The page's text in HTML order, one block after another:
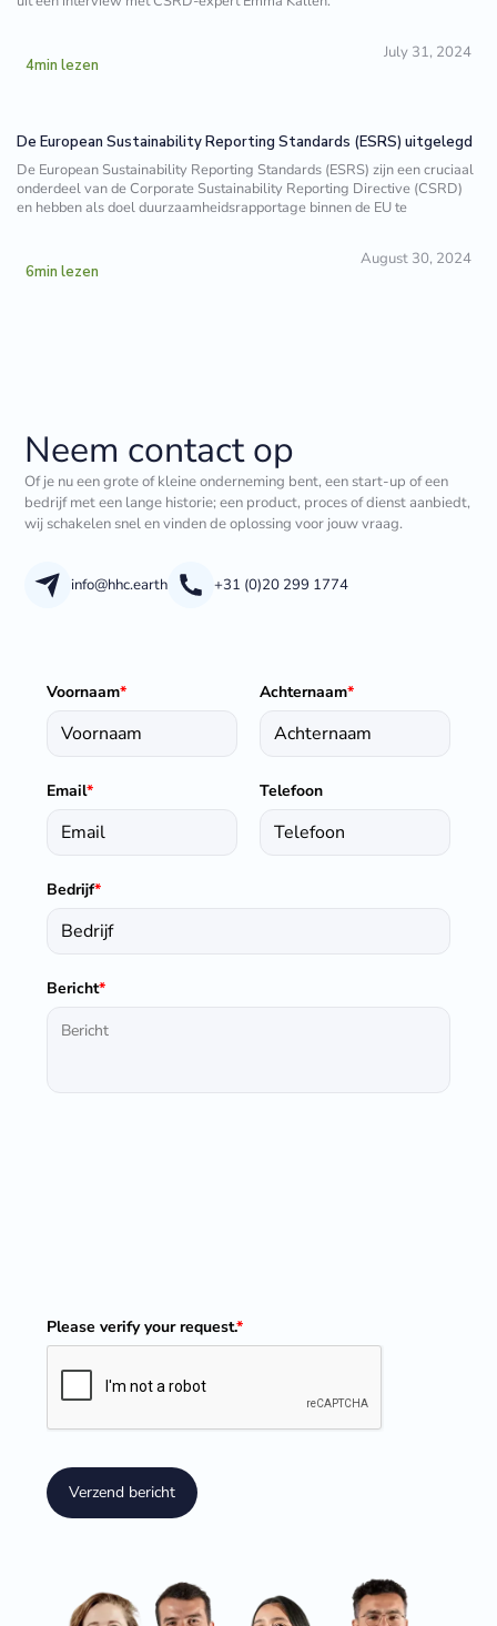
4min lezen
July 31, 2024
De European Sustainability Reporting Standards (ESRS) uitgelegd
De European Sustainability Reporting Standards (ESRS) zijn een cruciaal
onderdeel van de Corporate Sustainability Reporting Directive (CSRD)
en hebben als doel duurzaamheidsrapportage binnen de EU te
6min lezen
August 30, 2024
Neem contact op
Of je nu een grote of kleine onderneming bent, een start-up of een
bedrijf met een lange historie; een product, proces of dienst aanbiedt,
wij schakelen snel en vinden de oplossing voor jouw vraag.
info@hhc.earth +31 (0)20 299 1774
Voornaam* Achternaam*
Email* Telefoon
Bedrijf*
Bericht*
Please verify your request.*
Verzend bericht